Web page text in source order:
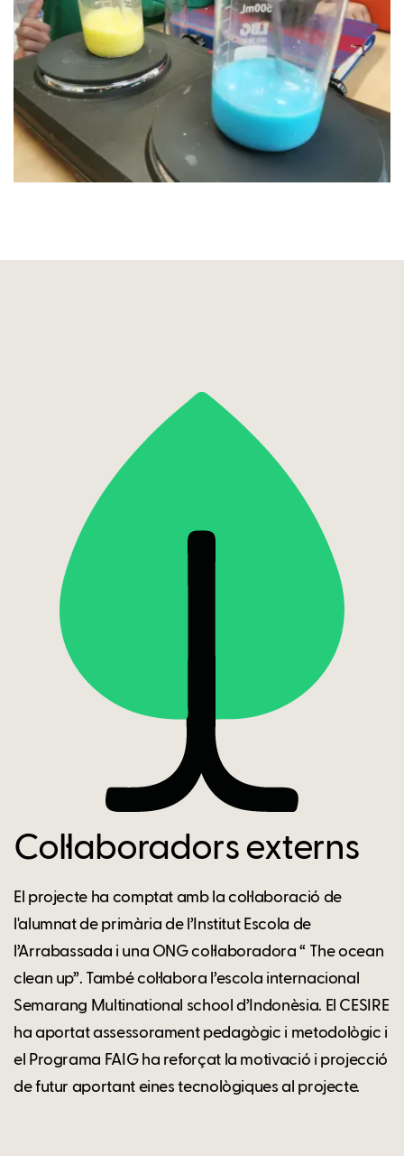
Col·laboradors externs
El projecte ha comptat amb la col·laboració de
l'alumnat de primària de l’Institut Escola de
l’Arrabassada i una ONG col·laboradora “ The ocean
clean up”. També col·labora l’escola internacional
Semarang Multinational school d’Indonèsia. El CESIRE
ha aportat assessorament pedagògic i metodològic i
el Programa FAIG ha reforçat la motivació i projecció
de futur aportant eines tecnològiques al projecte.